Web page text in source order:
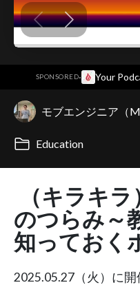
SPONSORED· Your
モブエンジニア（
Education
（キラキ
のつらみ～
知っておく
2025.05.27（火）に